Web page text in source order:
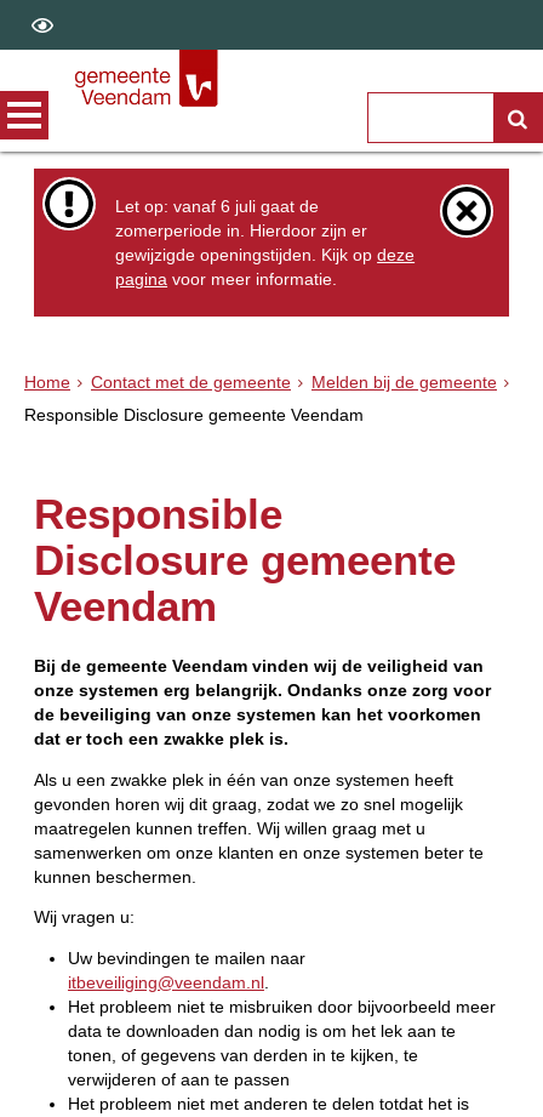
Let op: vanaf 6 juli gaat de
zomerperiode in. Hierdoor zijn er
gewijzigde openingstijden. Kijk opdeze
pagina voor meer informatie.
Home Contact met de gemeente
Melden bij de gemeente
Responsible Disclosure gemeente Veendam
Responsible
Disclosure gemeente
Veendam
Bij de gemeente Veendam vinden wij de veiligheid van
onze systemen erg belangrijk. Ondanks onze zorg voor
de beveiliging van onze systemen kan het voorkomen
dat er toch een zwakke plek is.
Als u een zwakke plek in één van onze systemen heeft
gevonden horen wij dit graag, zodat we zo snel mogelijk
maatregelen kunnen treffen. Wij willen graag met u
samenwerken om onze klanten en onze systemen beter te
kunnen beschermen.
Wij vragen u:
Uw bevindingen te mailen naar
itbeveiliging@veendam.nl.
Het probleem niet te misbruiken door bijvoorbeeld meer
data te downloaden dan nodig is om het lek aan te
tonen, of gegevens van derden in te kijken, te
verwijderen of aan te passen
Het probleem niet met anderen te delen totdat het is